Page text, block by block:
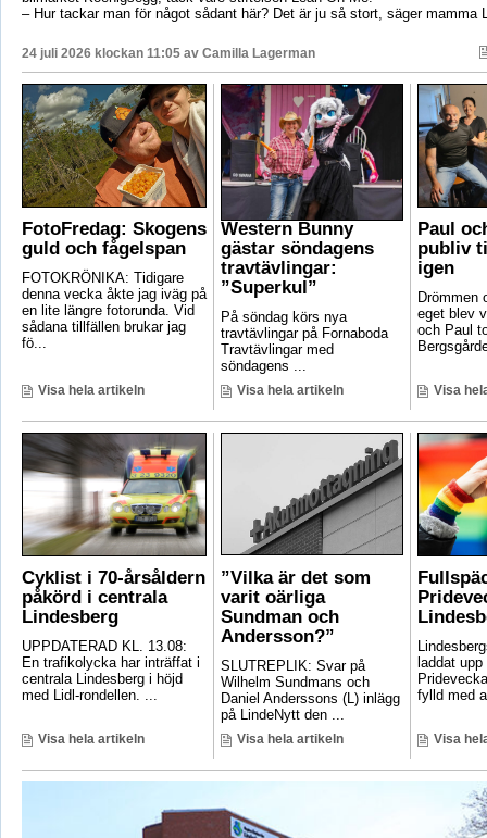
– Hur tackar man för något sådant här? Det är ju så stort, säger mamma
24 juli 2026 klockan 11:05 av Camilla Lagerman
FotoFredag: Skogens
guld och fågelspan
FOTOKRÖNIKA: Tidigare
denna vecka åkte jag iväg på
en lite längre fotorunda. Vid
sådana tillfällen brukar jag
fö...
Visa hela artikeln
Western Bunny
gästar söndagens
travtävlingar:
”Superkul”
På söndag körs nya
travtävlingar på Fornaboda
Travtävlingar med
söndagens ...
Visa hela artikeln
Paul
publiv
igen
Drömmen
eget blev
och Paul
Visa
Cyklist i 70-årsåldern
påkörd i centrala
Lindesberg
UPPDATERAD KL. 13.08:
En trafikolycka har inträffat i
centrala Lindesberg i höjd
med Lidl-rondellen. ...
Visa hela artikeln
”Vilka är det som
varit oärliga
Sundman och
Andersson?”
SLUTREPLIK: Svar på
Wilhelm Sundmans och
Daniel Anderssons (L) inlägg
på LindeNytt den ...
Visa hela artikeln
laddat
fylld med
Visa